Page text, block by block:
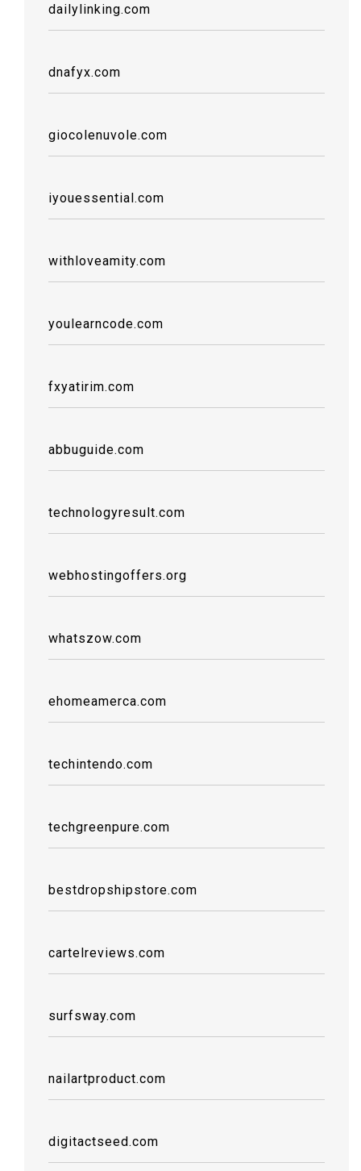
dailylinking.com
dnafyx.com
giocolenuvole.com
iyouessential.com
withloveamity.com
youlearncode.com
fxyatirim.com
abbuguide.com
technologyresult.com
webhostingoffers.org
whatszow.com
ehomeamerca.com
techintendo.com
techgreenpure.com
bestdropshipstore.com
cartelreviews.com
surfsway.com
nailartproduct.com
digitactseed.com